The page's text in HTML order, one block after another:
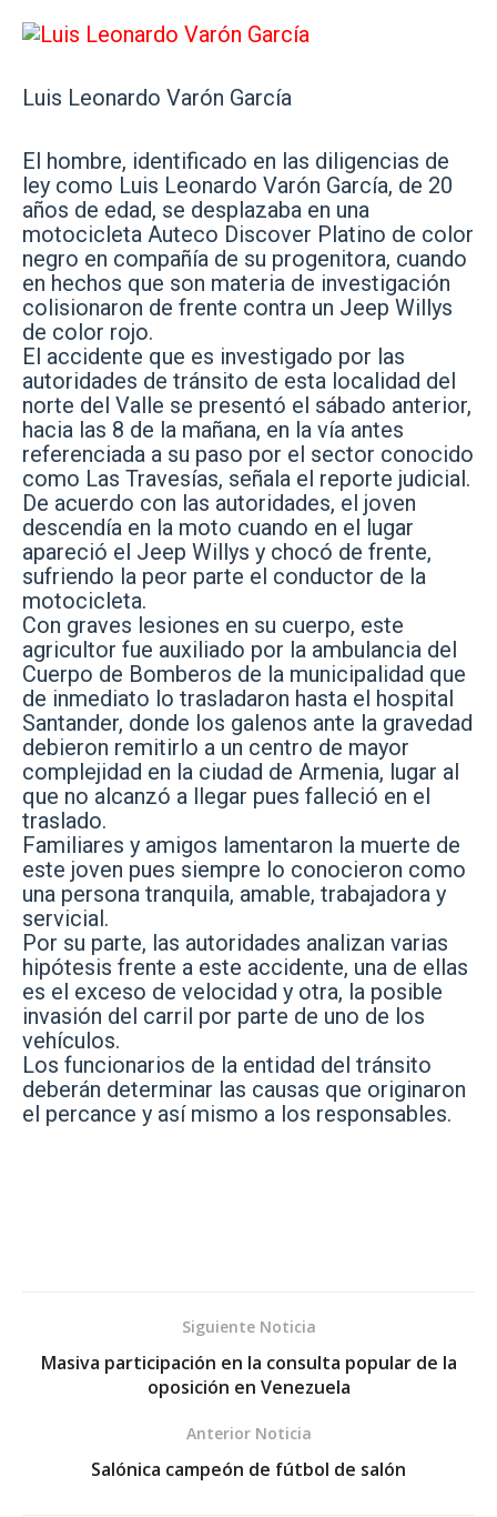
Luis Leonardo Varón García
El hombre, identificado en las diligencias de
ley como Luis Leonardo Varón García, de 20
años de edad, se desplazaba en una
motocicleta Auteco Discover Platino de color
negro en compañía de su progenitora, cuando
en hechos que son materia de investigación
colisionaron de frente contra un Jeep Willys
de color rojo.
El accidente que es investigado por las
autoridades de tránsito de esta localidad del
norte del Valle se presentó el sábado anterior,
hacia las 8 de la mañana, en la vía antes
referenciada a su paso por el sector conocido
como Las Travesías, señala el reporte judicial.
De acuerdo con las autoridades, el joven
descendía en la moto cuando en el lugar
apareció el Jeep Willys y chocó de frente,
sufriendo la peor parte el conductor de la
motocicleta.
Con graves lesiones en su cuerpo, este
agricultor fue auxiliado por la ambulancia del
Cuerpo de Bomberos de la municipalidad que
de inmediato lo trasladaron hasta el hospital
Santander, donde los galenos ante la gravedad
debieron remitirlo a un centro de mayor
complejidad en la ciudad de Armenia, lugar al
que no alcanzó a llegar pues falleció en el
traslado.
Familiares y amigos lamentaron la muerte de
este joven pues siempre lo conocieron como
una persona tranquila, amable, trabajadora y
servicial.
Por su parte, las autoridades analizan varias
hipótesis frente a este accidente, una de ellas
es el exceso de velocidad y otra, la posible
invasión del carril por parte de uno de los
vehículos.
Los funcionarios de la entidad del tránsito
deberán determinar las causas que originaron
el percance y así mismo a los responsables.
Siguiente Noticia
Masiva participación en la consulta popular de la
oposición en Venezuela
Anterior Noticia
Salónica campeón de fútbol de salón